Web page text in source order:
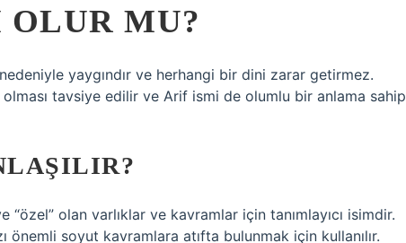
MU?
yaygındır ve herhangi bir dini zarar getirmez.
tavsiye edilir ve Arif ismi de olumlu bir anlama sahip
olan varlıklar ve kavramlar için tanımlayıcı isimdir.
önemli soyut kavramlara atıfta bulunmak için kullanılır.